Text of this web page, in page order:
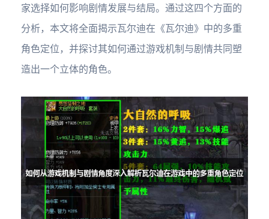
家选择如何影响剧情发展与结局。通过这四个方面的
分析，本文将全面揭示瓦尔迪在《瓦尔迪》中的多重
角色定位，并探讨其如何通过游戏机制与剧情共同塑
造出一个立体的角色。